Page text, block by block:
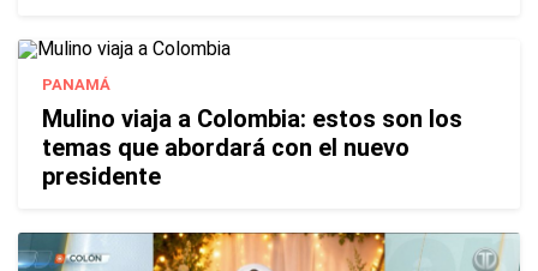
PANAMÁ
Mulino viaja a Colombia: estos son los
temas que abordará con el nuevo
presidente